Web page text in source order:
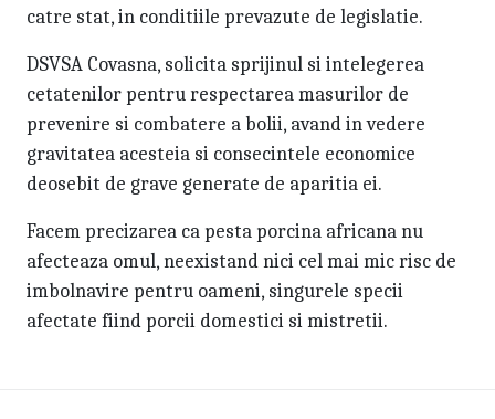
catre stat, in conditiile prevazute de legislatie.
DSVSA Covasna, solicita sprijinul si intelegerea
cetatenilor pentru respectarea masurilor de
prevenire si combatere a bolii, avand in vedere
gravitatea acesteia si consecintele economice
deosebit de grave generate de aparitia ei.
Facem precizarea ca pesta porcina africana nu
afecteaza omul, neexistand nici cel mai mic risc de
imbolnavire pentru oameni, singurele specii
afectate fiind porcii domestici si mistretii.